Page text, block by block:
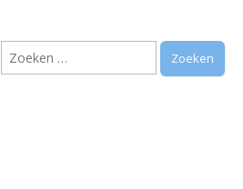
Zoeken
naar: